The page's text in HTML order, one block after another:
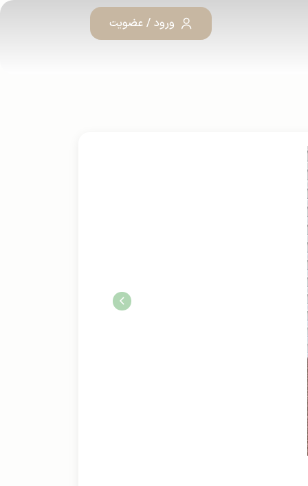
ورود / عضویت